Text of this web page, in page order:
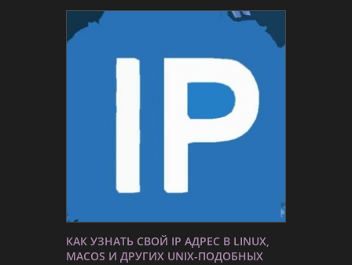
КАК УЗНАТЬ СВОЙ IP АДРЕС В LINUX,
MACOS И ДРУГИХ UNIX-ПОДОБНЫХ